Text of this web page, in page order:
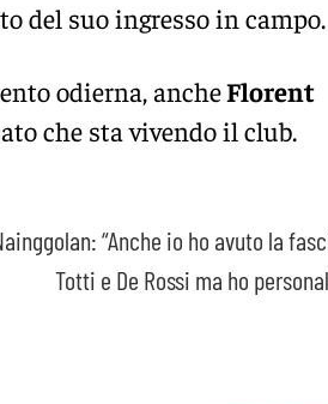
del suo ingresso in campo.
odierna, ancheFlorent
che sta vivendo il club.
“Anche io ho avuto la
Totti e De Rossi ma ho